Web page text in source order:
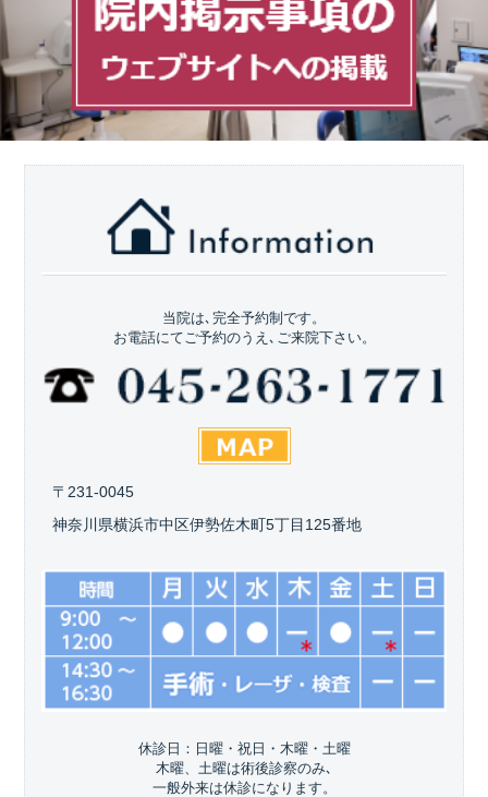
当院は､完全予約制です。
お電話にてご予約のうえ､ご来院下さい。
〒231-0045
神奈川県横浜市中区伊勢佐木町5丁目125番地
休診日：日曜・祝日・木曜・土曜
木曜、土曜は術後診察のみ､
一般外来は休診になります。